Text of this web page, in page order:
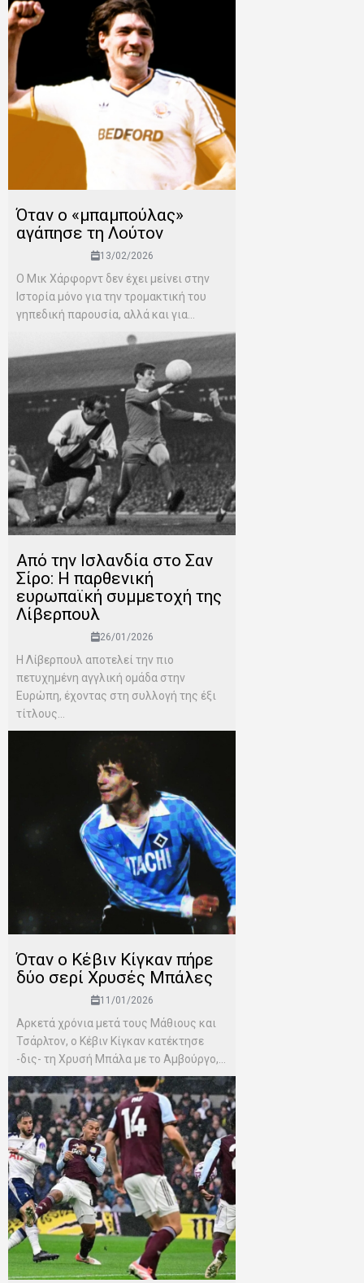
Όταν ο «μπαμπούλας»
αγάπησε τη Λούτον
13/02/2026
Ο Μικ Χάρφορντ δεν έχει μείνει στην
Ιστορία μόνο για την τρομακτική του
γηπεδική παρουσία, αλλά και για...
Από την Ισλανδία στο Σαν
Σίρο: Η παρθενική
ευρωπαϊκή συμμετοχή της
Λίβερπουλ
26/01/2026
Η Λίβερπουλ αποτελεί την πιο
πετυχημένη αγγλική ομάδα στην
Ευρώπη, έχοντας στη συλλογή της έξι
τίτλους...
Όταν ο Κέβιν Κίγκαν πήρε
δύο σερί Χρυσές Μπάλες
11/01/2026
Αρκετά χρόνια μετά τους Μάθιους και
Τσάρλτον, ο Κέβιν Κίγκαν κατέκτησε
-δις- τη Χρυσή Μπάλα με το Αμβούργο,...